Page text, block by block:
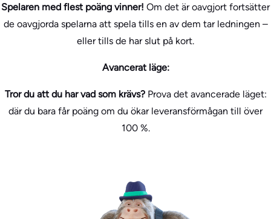
Spelaren med flest poäng vinner! Om det är oavgjort fortsätter
de oavgjorda spelarna att spela tills en av dem tar ledningen –
eller tills de har slut på kort.
Avancerat läge:
Tror du att du har vad som krävs? Prova det avancerade läget:
där du bara får poäng om du ökar leveransförmågan till över
100 %.